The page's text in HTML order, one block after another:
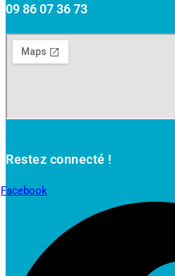
09 86 07 36 73
Restez connecté !
Facebook